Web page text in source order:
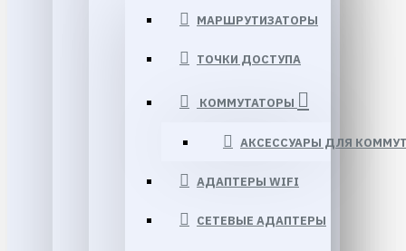
МАРШРУТИЗАТОРЫ
ТОЧКИ ДОСТУПА
КОММУТАТОРЫ
АКСЕССУАРЫ ДЛЯ
АДАПТЕРЫ WIFI
СЕТЕВЫЕ АДАПТЕРЫ